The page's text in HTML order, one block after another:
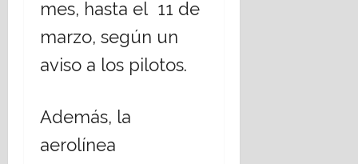
mes, hasta el 11 de
marzo, según un
aviso a los pilotos.
Además, la
aerolínea